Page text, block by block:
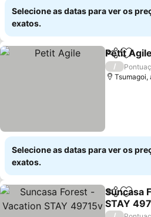
Selecione as datas para ver os
exatos.
Partilhar
Petit Agile
/
Tsumagoi,
Selecione as datas para ver os
exatos.
Partilhar
Suncasa
STAY